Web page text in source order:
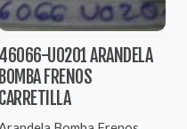
46066-U0201 ARANDELA
BOMBA FRENOS
CARRETILLA